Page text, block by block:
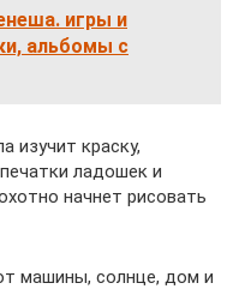
игры и
альбомы с
изучит краску,
ладошек и
начнет рисовать
машины, солнце, дом и